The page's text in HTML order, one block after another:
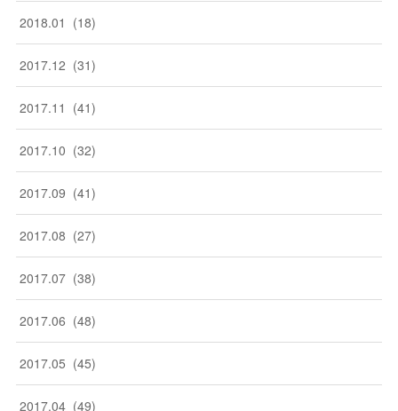
2018.01 (18)
2017.12 (31)
2017.11 (41)
2017.10 (32)
2017.09 (41)
2017.08 (27)
2017.07 (38)
2017.06 (48)
2017.05 (45)
2017.04 (49)